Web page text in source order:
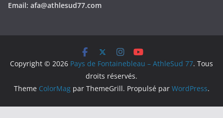
Email: afa@athlesud77.com
Copyright © 2026 Pays de Fontainebleau – AthleSud 77. Tous
droits réservés.
Theme ColorMagpar ThemeGrill. Propulsé par WordPress.